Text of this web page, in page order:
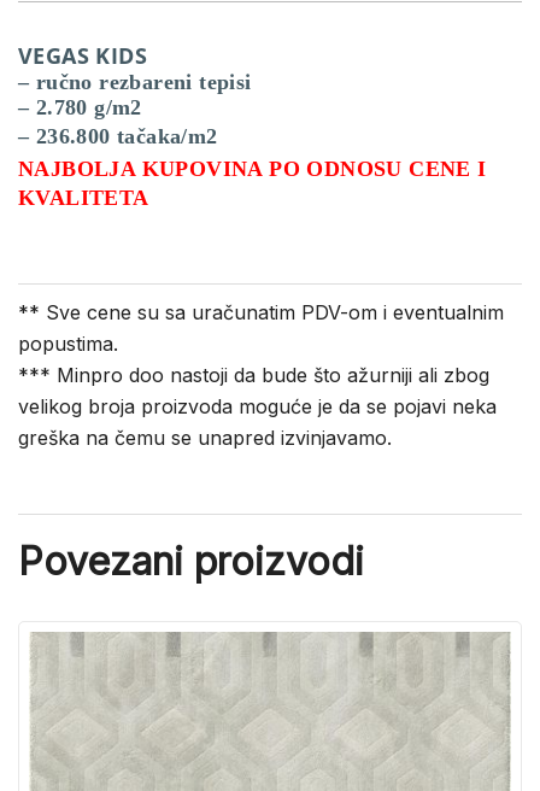
VEGAS KIDS
– ručno rezbareni tepisi
– 2.780 g/m2
– 236.800 tačaka/m2
NAJBOLJA KUPOVINA PO ODNOSU CENE I
KVALITETA
** Sve cene su sa uračunatim PDV-om i eventualnim
popustima.
*** Minpro doo nastoji da bude što ažurniji ali zbog
velikog broja proizvoda moguće je da se pojavi neka
greška na čemu se unapred izvinjavamo.
Povezani proizvodi